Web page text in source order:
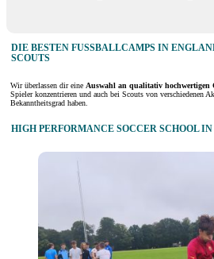
DIE BESTEN FUSSBALLCAMPS IN
COUTS
Wir überlassen dir eine Auswahl an qualitativ hochwertigen
Spieler konzentrieren und auch bei Scouts von verschiedenen
Bekanntheitsgrad haben.
HIGH PERFORMANCE SOCCER SCHOOL